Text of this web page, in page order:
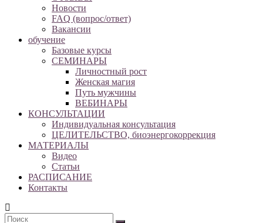
Новости
FAQ (вопрос/ответ)
Вакансии
обучение
Базовые курсы
СЕМИНАРЫ
Личностный рост
Женская магия
Путь мужчины
ВЕБИНАРЫ
КОНСУЛЬТАЦИИ
Индивидуальная консультация
ЦЕЛИТЕЛЬСТВО, биоэнергокоррекция
МАТЕРИАЛЫ
Видео
Статьи
РАСПИСАНИЕ
Контакты